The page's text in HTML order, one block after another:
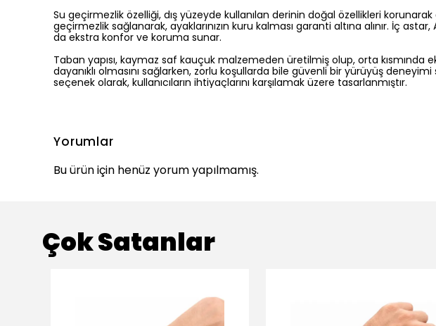
Su geçirmezlik özelliği, dış yüzeyde kullanılan derinin doğal özellikleri
geçirmezlik sağlanarak, ayaklarınızın kuru kalması garanti altına alınır. İç
da ekstra konfor ve koruma sunar.
Taban yapısı, kaymaz saf kauçuk malzemeden üretilmiş olup, orta
dayanıklı olmasını sağlarken, zorlu koşullarda bile güvenli bir yürüyüş
seçenek olarak, kullanıcıların ihtiyaçlarını karşılamak üzere tasarlanmıştır.
Yorumlar
Bu ürün için henüz yorum yapılmamış.
Çok Satanlar